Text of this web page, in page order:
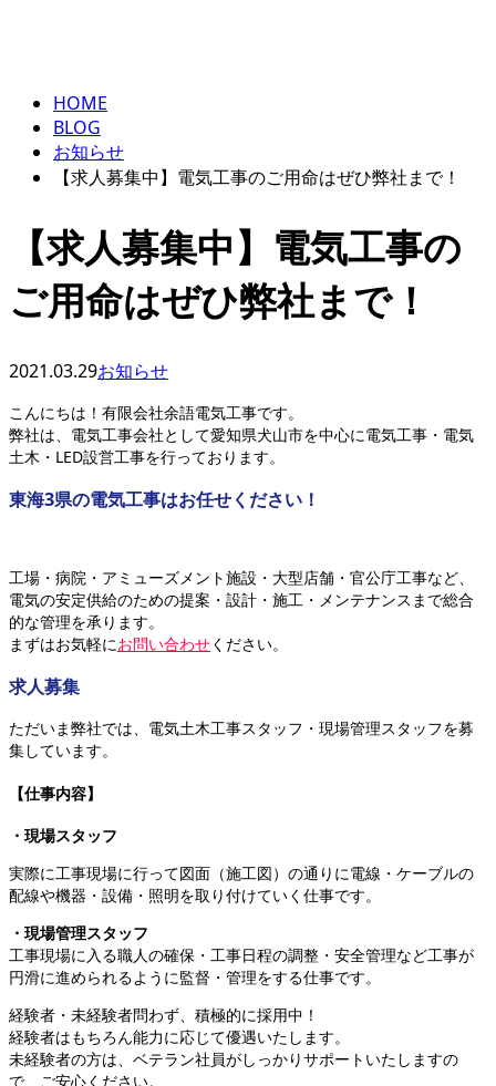
HOME
BLOG
お知らせ
【求人募集中】電気工事のご用命はぜひ弊社まで！
【求人募集中】電気工事の
ご用命はぜひ弊社まで！
2021.03.29お知らせ
こんにちは！有限会社余語電気工事です。
弊社は、電気工事会社として愛知県犬山市を中心に電気工事・電気
土木・LED設営工事を行っております。
東海3県の電気工事はお任せください！
工場・病院・アミューズメント施設・大型店舗・官公庁工事など、
電気の安定供給のための提案・設計・施工・メンテナンスまで総合
的な管理を承ります。
まずはお気軽にお問い合わせください。
求人募集
ただいま弊社では、電気土木工事スタッフ・現場管理スタッフを募
集しています。
【仕事内容】
・現場スタッフ
実際に工事現場に行って図面（施工図）の通りに電線・ケーブルの
配線や機器・設備・照明を取り付けていく仕事です。
・現場管理スタッフ
工事現場に入る職人の確保・工事日程の調整・安全管理など工事が
円滑に進められるように監督・管理をする仕事です。
経験者・未経験者問わず、積極的に採用中！
経験者はもちろん能力に応じて優遇いたします。
未経験者の方は、ベテラン社員がしっかりサポートいたしますの
で、ご安心ください。